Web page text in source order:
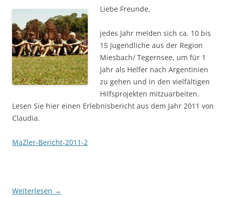
Liebe Freunde,
jedes Jahr melden sich ca. 10 bis
15 Jugendliche aus der Region
Miesbach/ Tegernsee, um für 1
Jahr als Helfer nach Argentinien
zu gehen und in den vielfältigen
Hilfsprojekten mitzuarbeiten.
Lesen Sie hier einen Erlebnisbericht aus dem Jahr 2011 von
Claudia.
MaZler-Bericht-2011-2
Weiterlesen →